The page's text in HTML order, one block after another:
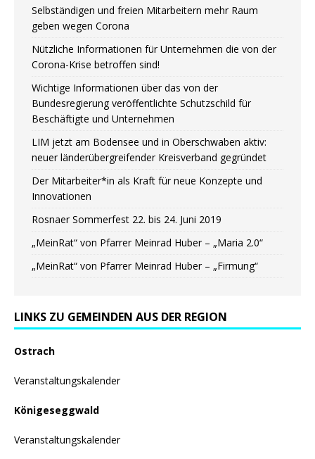
Selbständigen und freien Mitarbeitern mehr Raum
geben wegen Corona
Nützliche Informationen für Unternehmen die von der
Corona-Krise betroffen sind!
Wichtige Informationen über das von der
Bundesregierung veröffentlichte Schutzschild für
Beschäftigte und Unternehmen
LIM jetzt am Bodensee und in Oberschwaben aktiv:
neuer länderübergreifender Kreisverband gegründet
Der Mitarbeiter*in als Kraft für neue Konzepte und
Innovationen
Rosnaer Sommerfest 22. bis 24. Juni 2019
„MeinRat“ von Pfarrer Meinrad Huber – „Maria 2.0“
„MeinRat“ von Pfarrer Meinrad Huber – „Firmung“
LINKS ZU GEMEINDEN AUS DER REGION
Ostrach
Veranstaltungskalender
Königeseggwald
Veranstaltungskalender